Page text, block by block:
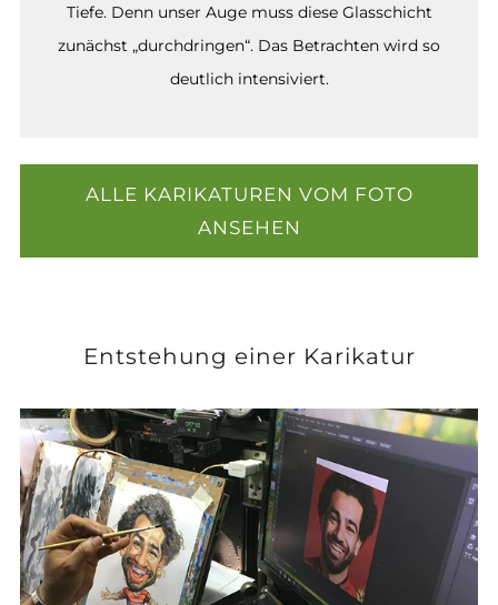
Tiefe. Denn unser Auge muss diese Glasschicht
zunächst „durchdringen“. Das Betrachten wird so
deutlich intensiviert.
ALLE KARIKATUREN VOM FOTO
ANSEHEN
Entstehung einer Karikatur